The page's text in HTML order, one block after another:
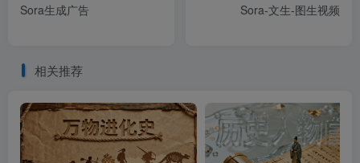
Sora生成广告
Sora-文生-图生视频
相关推荐